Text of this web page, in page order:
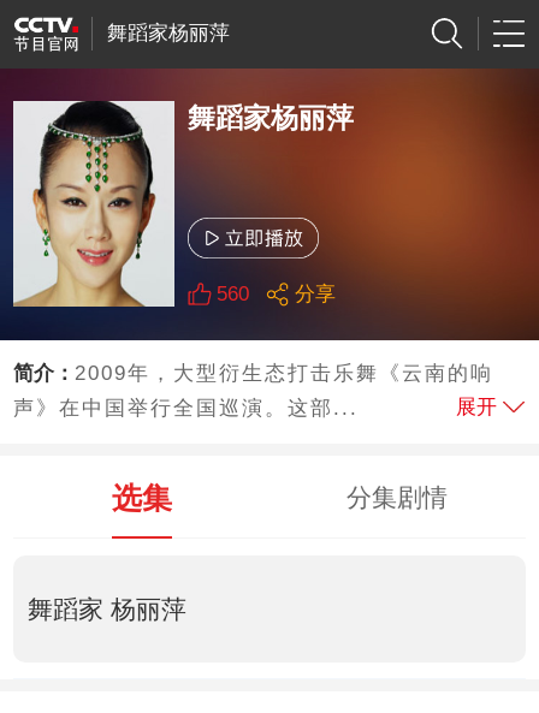
舞蹈家杨丽萍
舞蹈家杨丽萍
560 分享
简介： 2009年，大型衍生态打击乐舞《云南的响
声》在中国举行全国巡演。这部...
展开
选集 分集剧情
舞蹈家 杨丽萍